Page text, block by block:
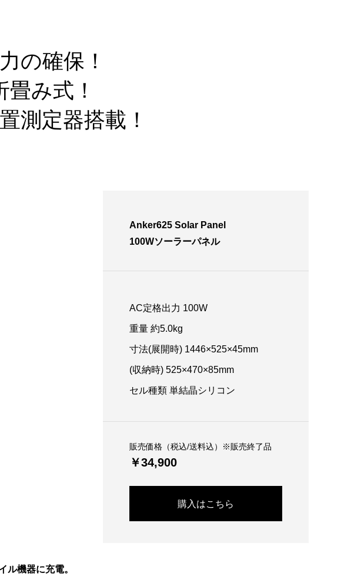
の確保！
み式！
測定器搭載！
ル機器に充電。
Anker625 Solar Panel
100Wソーラーパネル
AC定格出力 100W
重量 約5.0kg
寸法(展開時) 1446×525×45mm
(収納時) 525×470×85mm
セル種類 単結晶シリコン
販売価格（税込/送料込）※販売終了品
￥34,900
購入はこちら